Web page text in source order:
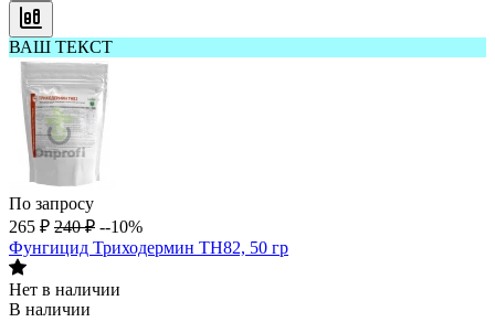
ВАШ ТЕКСТ
По запросу
265 ₽ 240 ₽ --10%
Фунгицид Триходермин ТН82, 50 гр
Нет в наличии
В наличии